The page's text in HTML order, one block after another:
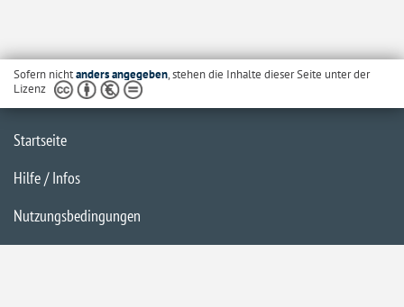
Sofern nichtanders angegeben, stehen die Inhalte dieser Seite unter der
Lizenz
Startseite
Hilfe / Infos
Nutzungsbedingungen